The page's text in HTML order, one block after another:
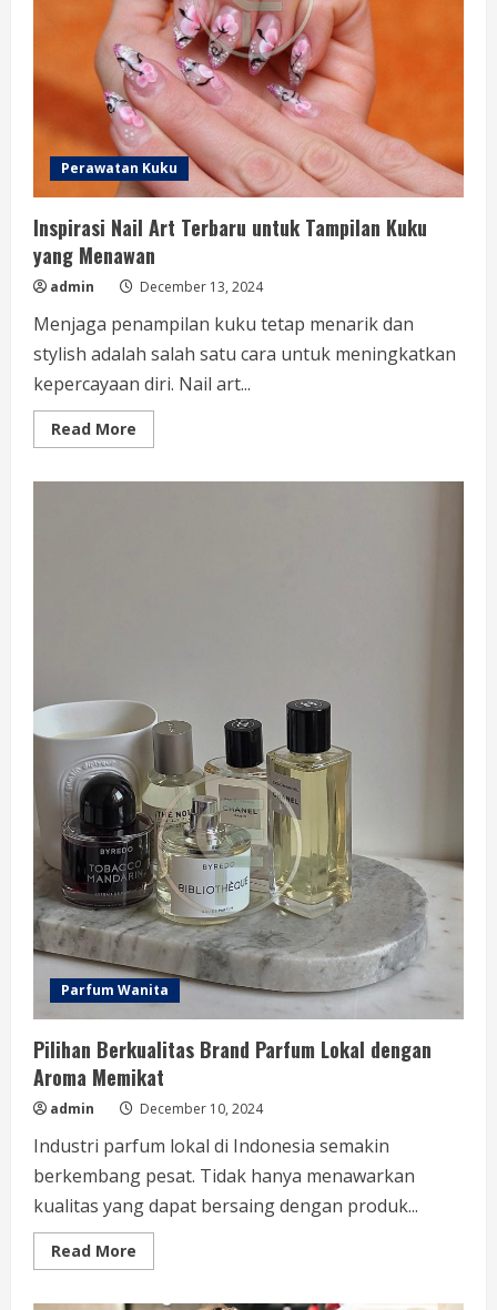
Perawatan Kuku
Inspirasi Nail Art Terbaru untuk Tampilan Kuku
yang Menawan
admin December 13, 2024
Menjaga penampilan kuku tetap menarik dan
stylish adalah salah satu cara untuk meningkatkan
kepercayaan diri. Nail art...
Read More
more
Parfum Wanita
Pilihan Berkualitas Brand Parfum Lokal dengan
Aroma Memikat
admin December 10, 2024
Industri parfum lokal di Indonesia semakin
berkembang pesat. Tidak hanya menawarkan
kualitas yang dapat bersaing dengan produk...
Read More
more